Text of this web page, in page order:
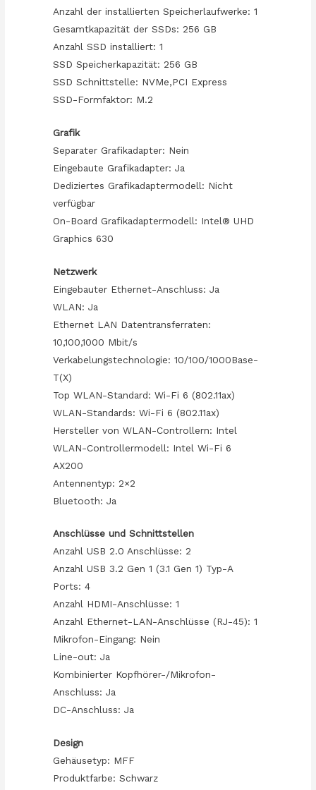
Anzahl der installierten Speicherlaufwerke: 1
Gesamtkapazität der SSDs: 256 GB
Anzahl SSD installiert: 1
SSD Speicherkapazität: 256 GB
SSD Schnittstelle: NVMe,PCI Express
SSD-Formfaktor: M.2
Grafik
Separater Grafikadapter: Nein
Eingebaute Grafikadapter: Ja
Dediziertes Grafikadaptermodell: Nicht
verfügbar
On-Board Grafikadaptermodell: Intel® UHD
Graphics 630
Netzwerk
Eingebauter Ethernet-Anschluss: Ja
WLAN: Ja
Ethernet LAN Datentransferraten:
10,100,1000 Mbit/s
Verkabelungstechnologie: 10/100/1000Base-
T(X)
Top WLAN-Standard: Wi-Fi 6 (802.11ax)
WLAN-Standards: Wi-Fi 6 (802.11ax)
Hersteller von WLAN-Controllern: Intel
WLAN-Controllermodell: Intel Wi-Fi 6
AX200
Antennentyp: 2×2
Bluetooth: Ja
Anschlüsse und Schnittstellen
Anzahl USB 2.0 Anschlüsse: 2
Anzahl USB 3.2 Gen 1 (3.1 Gen 1) Typ-A
Ports: 4
Anzahl HDMI-Anschlüsse: 1
Anzahl Ethernet-LAN-Anschlüsse (RJ-45): 1
Mikrofon-Eingang: Nein
Line-out: Ja
Kombinierter Kopfhörer-/Mikrofon-
Anschluss: Ja
DC-Anschluss: Ja
Design
Gehäusetyp: MFF
Produktfarbe: Schwarz